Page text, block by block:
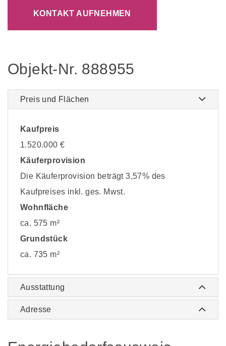
KONTAKT AUFNEHMEN
Objekt-Nr. 888955
Preis und Flächen
Kaufpreis
1.520.000 €
Käuferprovision
Die Käuferprovision beträgt 3,57% des
Kaufpreises inkl. ges. Mwst.
Wohnfläche
ca. 575 m²
Grundstück
ca. 735 m²
Ausstattung
Adresse